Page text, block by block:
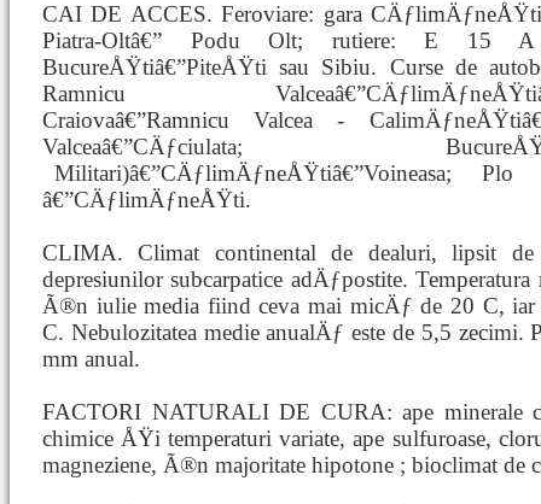
CAI DE ACCES. Feroviare: gara
Piatra-Oltâ€” Podu Olt; rutiere: E 15
BucureÅŸtiâ€”PiteÅŸti sau Sibiu. Curse de
Ramnicu
Craiovaâ€”Ramnicu Valcea -
Valceaâ€”CÄƒciulata;
Militari)â€”CÄƒlimÄƒneÅŸtiâ€”Voineasa; Plo
â€”CÄƒlimÄƒneÅŸti.
CLIMA. Climat continental de dealuri, lipsit de
depresiunilor subcarpatice adÄƒpostite.
Ã®n iulie media fiind ceva mai micÄƒ de 20 C,
C. Nebulozitatea medie anualÄƒ este de 5,5 zecimi.
mm anual.
FACTORI NATURALI DE CURA: ape minerale
chimice ÅŸi temperaturi variate, ape sulfuroase,
magneziene, Ã®n majoritate hipotone ; bioclimat de